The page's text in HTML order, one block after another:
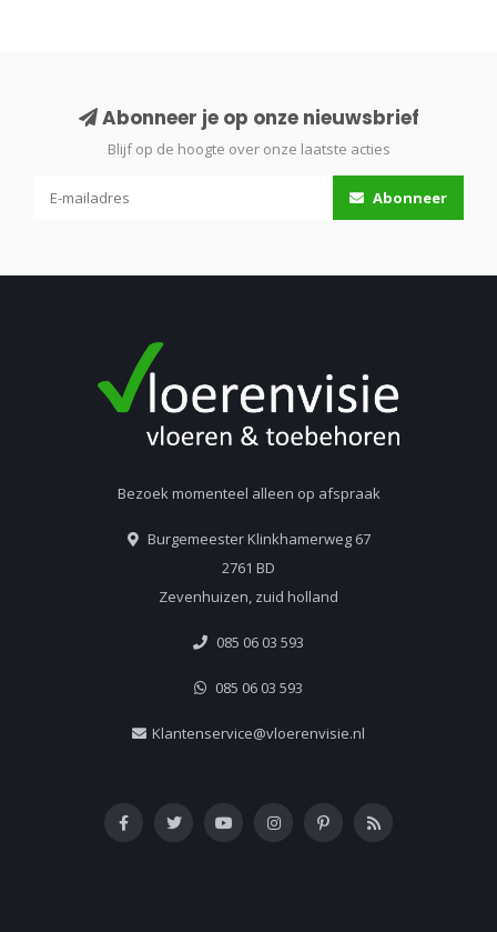
Abonneer je op onze nieuwsbrief
Blijf op de hoogte over onze laatste acties
Abonneer
Bezoek momenteel alleen op afspraak
Burgemeester Klinkhamerweg 67
2761 BD
Zevenhuizen, zuid holland
085 06 03 593
085 06 03 593
Klantenservice@vloerenvisie.nl